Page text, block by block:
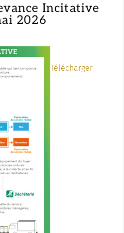
Incitative
2026
Télécharger